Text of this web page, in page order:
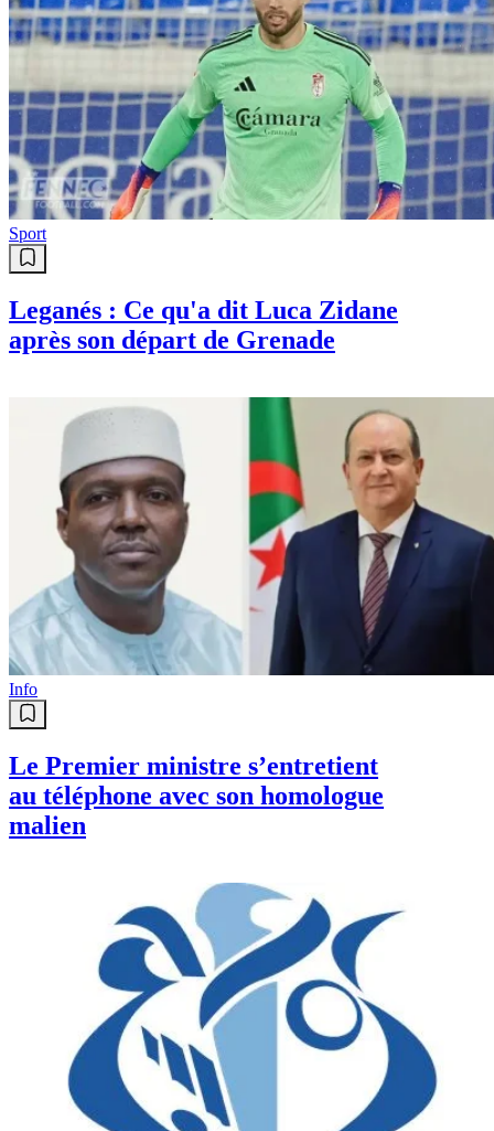
Sport
Leganés : Ce qu'a dit Luca Zidane
après son départ de Grenade
Info
Le Premier ministre s’entretient
au téléphone avec son homologue
malien